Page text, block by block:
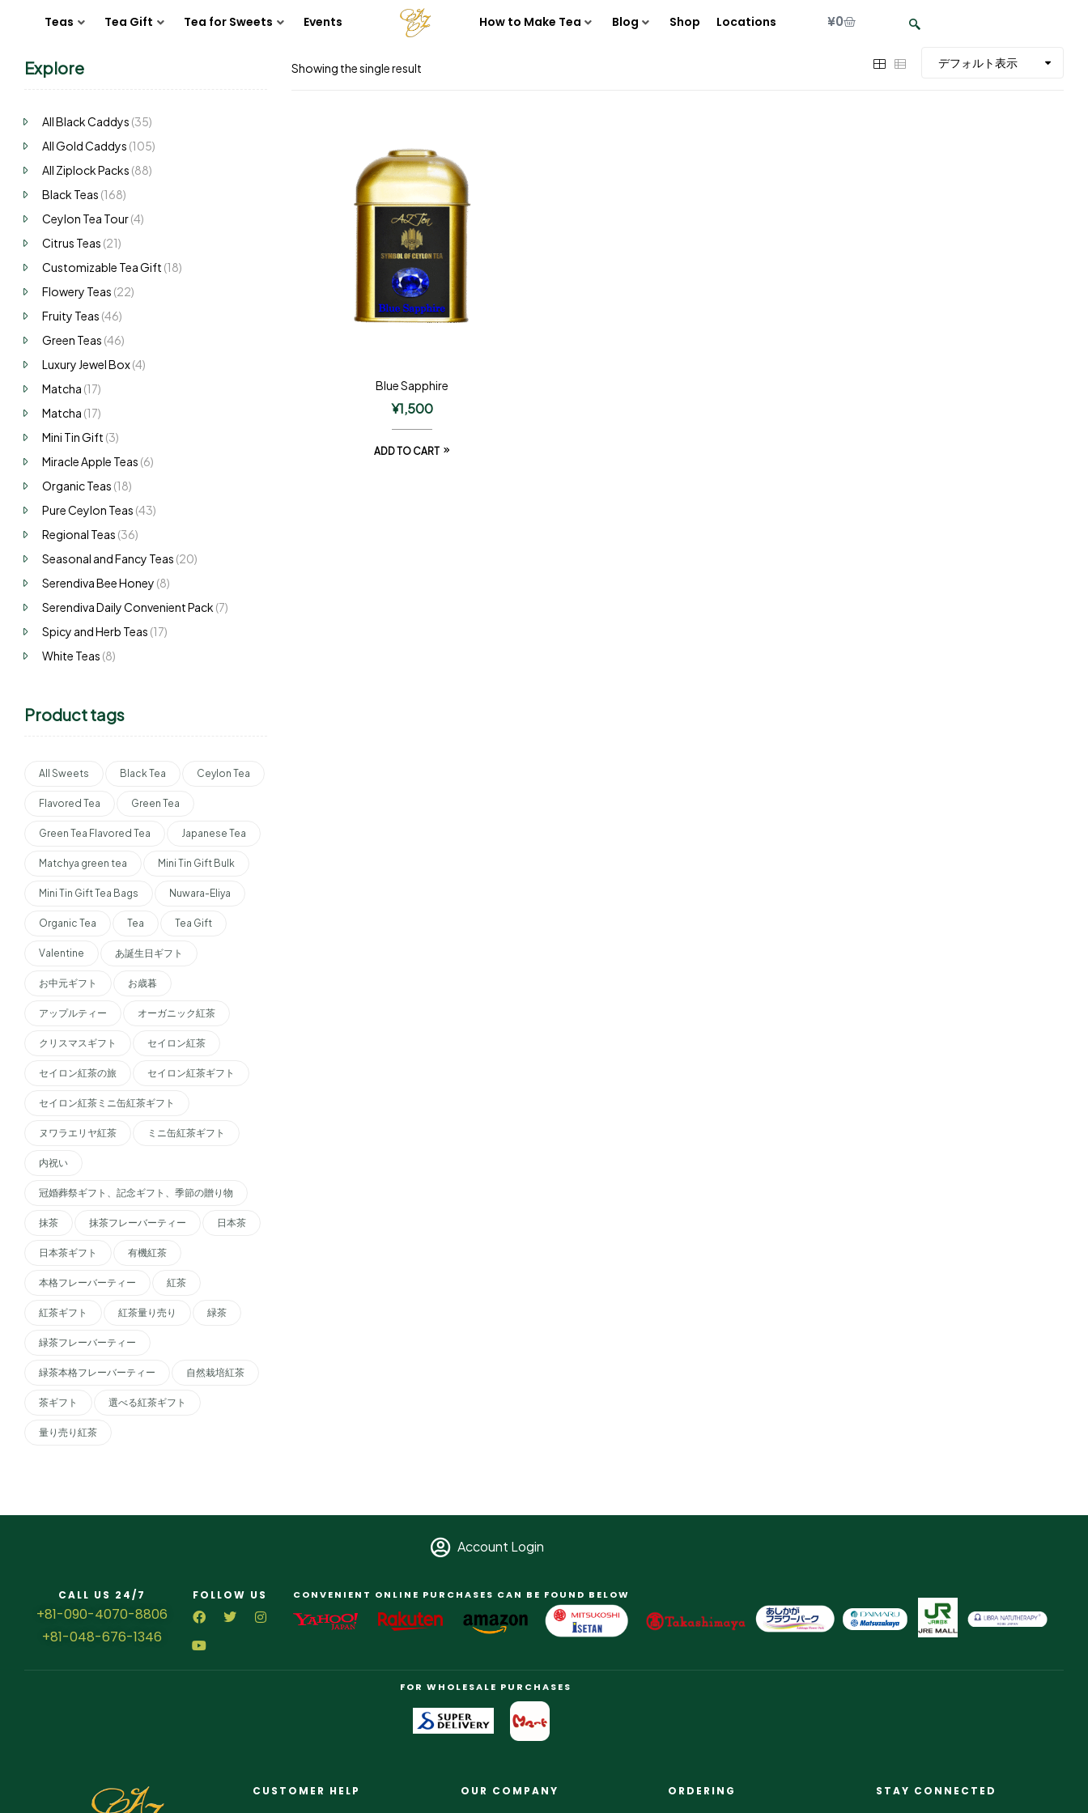
Teas Tea Gift Tea for Sweets Events How to Make Tea Blog Shop Locations ¥0
Showing the single result
Blue Sapphire
¥1,500
ADD TO CART
Explore
All Black Caddys (35)
All Gold Caddys (105)
All Ziplock Packs (88)
Black Teas (168)
Ceylon Tea Tour(4)
Citrus Teas (21)
Customizable Tea Gift (18)
Flowery Teas (22)
Fruity Teas (46)
Green Teas (46)
Luxury Jewel Box(4)
Matcha (17)
Matcha (17)
Mini Tin Gift (3)
Miracle Apple Teas (6)
Organic Teas (18)
Pure Ceylon Teas (43)
Regional Teas (36)
Seasonal and Fancy Teas (20)
Serendiva Bee Honey (8)
Serendiva Daily Convenient Pack (7)
Spicy and Herb Teas (17)
White Teas (8)
Product tags
All Sweets Black Tea Ceylon Tea
Flavored Tea Green Tea
Green Tea Flavored Tea Japanese Tea
Matchya green tea Mini Tin Gift Bulk
Mini Tin Gift Tea Bags Nuwara-Eliya
Organic Tea Tea Tea Gift
Valentine あ誕生日ギフト
お中元ギフト お歳暮
アップルティー オーガニック紅茶
クリスマスギフト セイロン紅茶
セイロン紅茶の旅 セイロン紅茶ギフト
セイロン紅茶ミニ缶紅茶ギフト
ヌワラエリヤ紅茶 ミニ缶紅茶ギフト
内祝い
冠婚葬祭ギフト、記念ギフト、季節の贈り物
抹茶 抹茶フレーバーティー 日本茶
日本茶ギフト 有機紅茶
本格フレーバーティー 紅茶
紅茶ギフト 紅茶量り売り 緑茶
緑茶フレーバーティー
緑茶本格フレーバーティー 自然栽培紅茶
茶ギフト 選べる紅茶ギフト
量り売り紅茶
Account Login
CALL US 24/7
+81-090-4070-8806
+81-048-676-1346
FOLLOW US CONVENIENT ONLINE PURCHASES CAN BE FOUND BELOW
FOR WHOLESALE PURCHASES
CUSTOMER HELP OUR COMPANY ORDERING STAY CONNECTED